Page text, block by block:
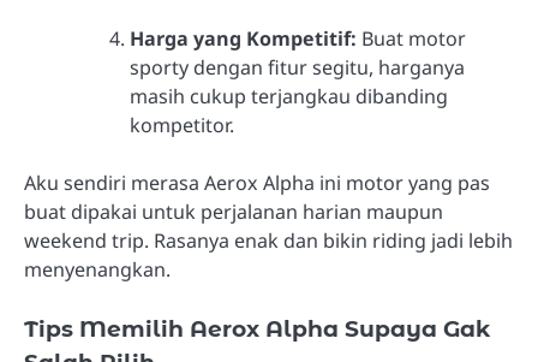
Harga yang Kompetitif: Buat motor
sporty dengan fitur segitu, harganya
masih cukup terjangkau dibanding
kompetitor.
Aku sendiri merasa Aerox Alpha ini motor yang pas
buat dipakai untuk perjalanan harian maupun
weekend trip. Rasanya enak dan bikin riding jadi lebih
menyenangkan.
Tips Memilih Aerox Alpha Supaya Gak